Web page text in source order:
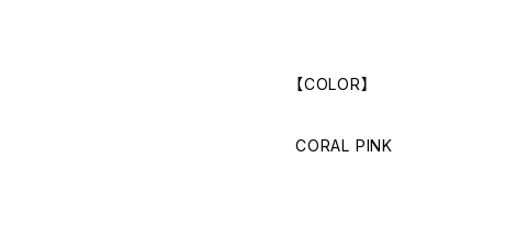
【COLOR】
CORAL PINK